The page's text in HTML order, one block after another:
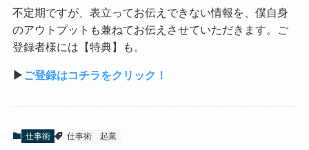
不定期ですが、表立ってお伝えできない情報を、僕自身
のアウトプットも兼ねてお伝えさせていただきます。ご
登録者様には【特典】も。
▶︎ ご登録はコチラをクリック！
仕事術 仕事術 起業